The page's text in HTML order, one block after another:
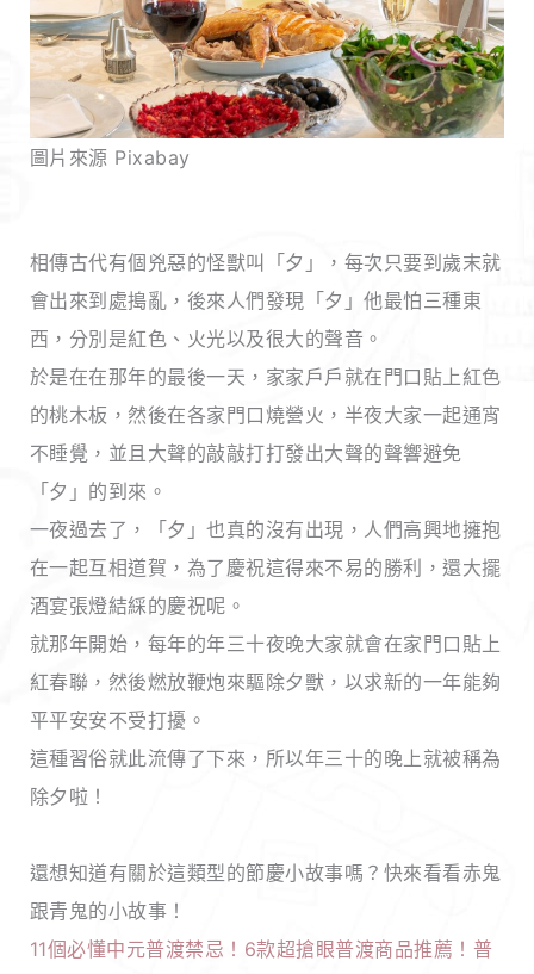
圖片來源 Pixabay
相傳古代有個兇惡的怪獸叫「夕」，每次只要到歲末就
會出來到處搗亂，後來人們發現「夕」他最怕三種東
西，分別是紅色、火光以及很大的聲音。
於是在在那年的最後一天，家家戶戶就在門口貼上紅色
的桃木板，然後在各家門口燒營火，半夜大家一起通宵
不睡覺，並且大聲的敲敲打打發出大聲的聲響避免
「夕」的到來。
一夜過去了，「夕」也真的沒有出現，人們高興地擁抱
在一起互相道賀，為了慶祝這得來不易的勝利，還大擺
酒宴張燈結綵的慶祝呢。
就那年開始，每年的年三十夜晚大家就會在家門口貼上
紅春聯，然後燃放鞭炮來驅除夕獸，以求新的一年能夠
平平安安不受打擾。
這種習俗就此流傳了下來，所以年三十的晚上就被稱為
除夕啦！
還想知道有關於這類型的節慶小故事嗎？快來看看赤鬼
跟青鬼的小故事！
11個必懂中元普渡禁忌！6款超搶眼普渡商品推薦！普